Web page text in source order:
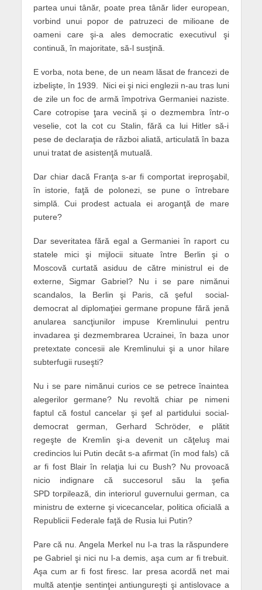
partea unui tânăr, poate prea tânăr lider european,
vorbind unui popor de patruzeci de milioane de
oameni care şi-a ales democratic executivul şi
continuă, în majoritate, să-l susţină.
E vorba, nota bene, de un neam lăsat de francezi de
izbelişte, în 1939. Nici ei şi nici englezii n-au tras luni
de zile un foc de armă împotriva Germaniei naziste.
Care cotropise ţara vecină şi o dezmembra într-o
veselie, cot la cot cu Stalin, fără ca lui Hitler să-i
pese de declaraţia de război aliată, articulată în baza
unui tratat de asistenţă mutuală.
Dar chiar dacă Franţa s-ar fi comportat ireproşabil,
în istorie, faţă de polonezi, se pune o întrebare
simplă. Cui prodest actuala ei aroganţă de mare
putere?
Dar severitatea fără egal a Germaniei în raport cu
statele mici şi mijlocii situate între Berlin şi o
Moscovă curtată asiduu de către ministrul ei de
externe, Sigmar Gabriel? Nu i se pare nimănui
scandalos, la Berlin şi Paris, că şeful social-
democrat al diplomaţiei germane propune fără jenă
anularea sancţiunilor impuse Kremlinului pentru
invadarea şi dezmembrarea Ucrainei, în baza unor
pretextate concesii ale Kremlinului şi a unor hilare
subterfugii ruseşti?
Nu i se pare nimănui curios ce se petrece înaintea
alegerilor germane? Nu revoltă chiar pe nimeni
faptul că fostul cancelar şi şef al partidului social-
democrat german, Gerhard Schröder, e plătit
regeşte de Kremlin şi-a devenit un căţeluş mai
credincios lui Putin decât s-a afirmat (în mod fals) că
ar fi fost Blair în relaţia lui cu Bush? Nu provoacă
nicio indignare că succesorul său la şefia
SPD torpilează, din interiorul guvernului german, ca
ministru de externe şi vicecancelar, politica oficială a
Republicii Federale faţă de Rusia lui Putin?
Pare că nu. Angela Merkel nu l-a tras la răspundere
pe Gabriel şi nici nu l-a demis, aşa cum ar fi trebuit.
Aşa cum ar fi fost firesc. Iar presa acordă net mai
multă atenţie sentinţei antiungureşti şi antislovace a